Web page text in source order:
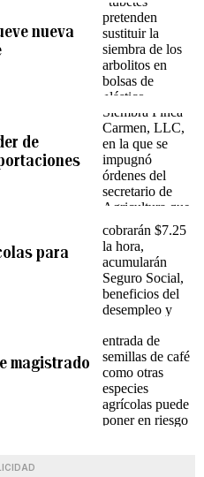
nueva
de
para
magistrado